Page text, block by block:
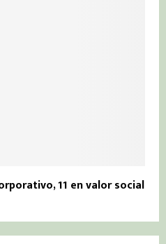
11 en valor social